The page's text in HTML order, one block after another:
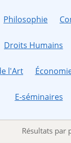
Philosophie
Droits Humains
l'Art
E-séminaires
Résultats par